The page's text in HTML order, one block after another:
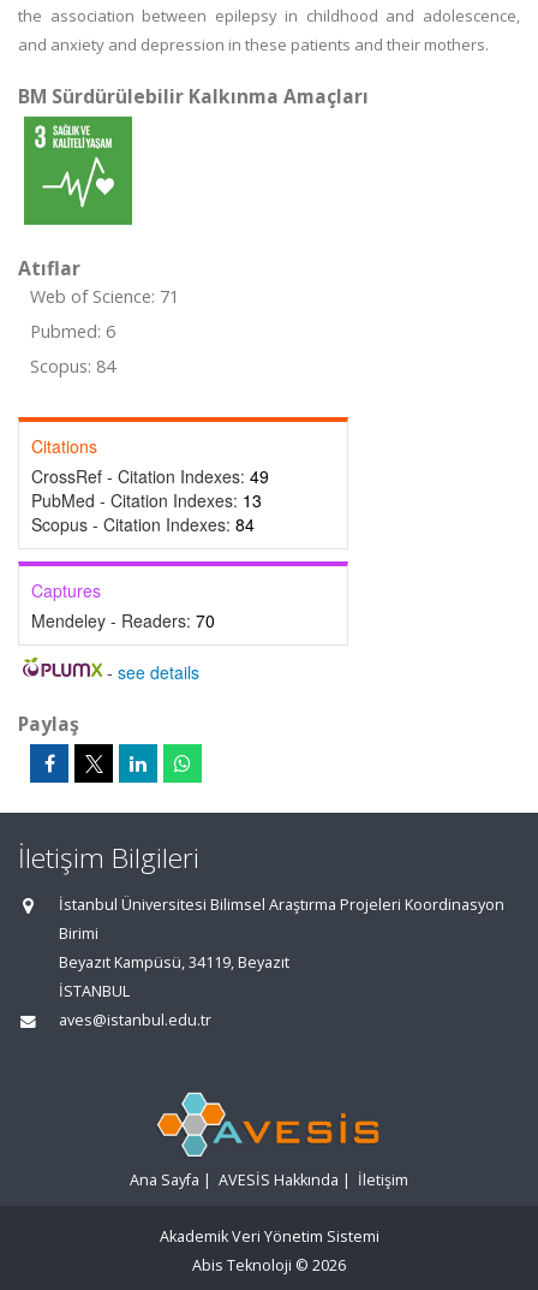
the association between epilepsy in childhood and adolescence,
and anxiety and depression in these patients and their mothers.
BM Sürdürülebilir Kalkınma Amaçları
Atıflar
Web of Science: 71
Pubmed: 6
Scopus: 84
Citations
CrossRef - Citation Indexes: 49
PubMed - Citation Indexes: 13
Scopus - Citation Indexes: 84
Captures
Mendeley - Readers: 70
- see details
Paylaş
İletişim Bilgileri
İstanbul Üniversitesi Bilimsel Araştırma Projeleri Koordinasyon
Birimi
Beyazıt Kampüsü, 34119, Beyazıt
İSTANBUL
aves@istanbul.edu.tr
Ana Sayfa | AVESİS Hakkında | İletişim
Akademik Veri Yönetim Sistemi
Abis Teknoloji © 2026